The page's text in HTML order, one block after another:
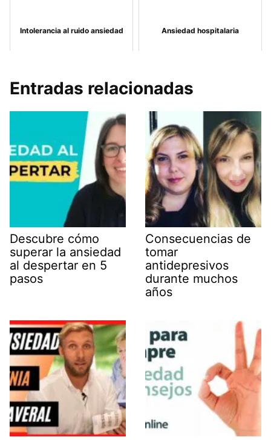
Intolerancia al ruido ansiedad Ansiedad hospitalaria
Entradas relacionadas
Descubre cómo
superar la ansiedad
al despertar en 5
pasos
Consecuencias de
tomar
antidepresivos
durante muchos
años